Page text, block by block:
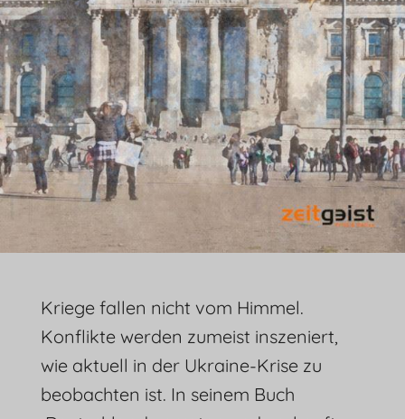
Kriege fallen nicht vom Himmel.
Konflikte werden zumeist inszeniert,
wie aktuell in der Ukraine-Krise zu
beobachten ist. In seinem Buch